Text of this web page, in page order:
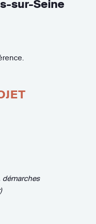
sur-Seine
démarches